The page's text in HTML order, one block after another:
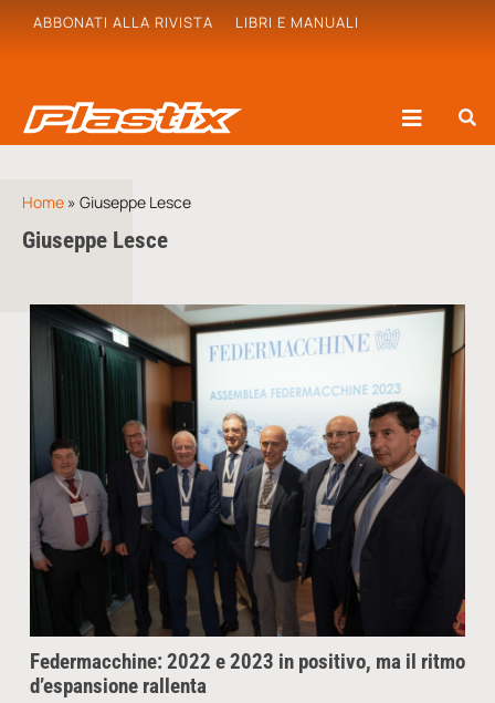
ABBONATI ALLA RIVISTA LIBRI E MANUALI
Home » Giuseppe Lesce
Giuseppe Lesce
Federmacchine: 2022 e 2023 in positivo, ma il ritmo
d’espansione rallenta